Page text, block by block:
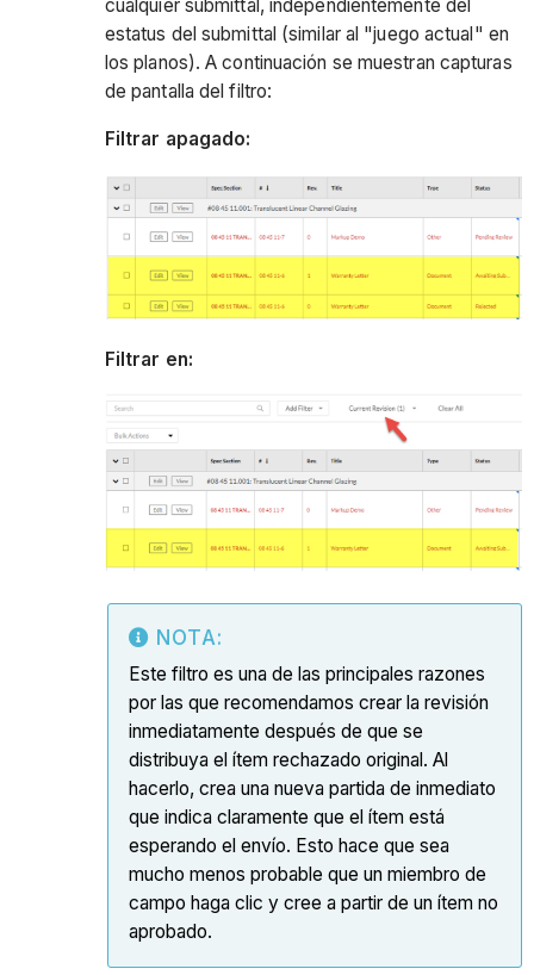
cualquier submittal, independientemente del
estatus del submittal (similar al "juego actual" en
los planos). A continuación se muestran capturas
de pantalla del filtro:
Filtrar apagado:
Filtrar en:
NOTA:
Este filtro es una de las principales razones
por las que recomendamos crear la revisión
inmediatamente después de que se
distribuya el ítem rechazado original. Al
hacerlo, crea una nueva partida de inmediato
que indica claramente que el ítem está
esperando el envío. Esto hace que sea
mucho menos probable que un miembro de
campo haga clic y cree a partir de un ítem no
aprobado.